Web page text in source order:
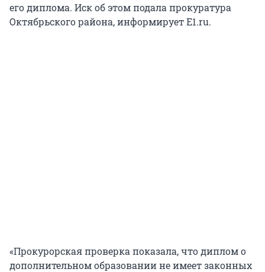
его диплома. Иск об этом подала прокуратура
Октябрьского района, информирует E1.ru.
«Прокурорская проверка показала, что диплом о
дополнительном образовании не имеет законных